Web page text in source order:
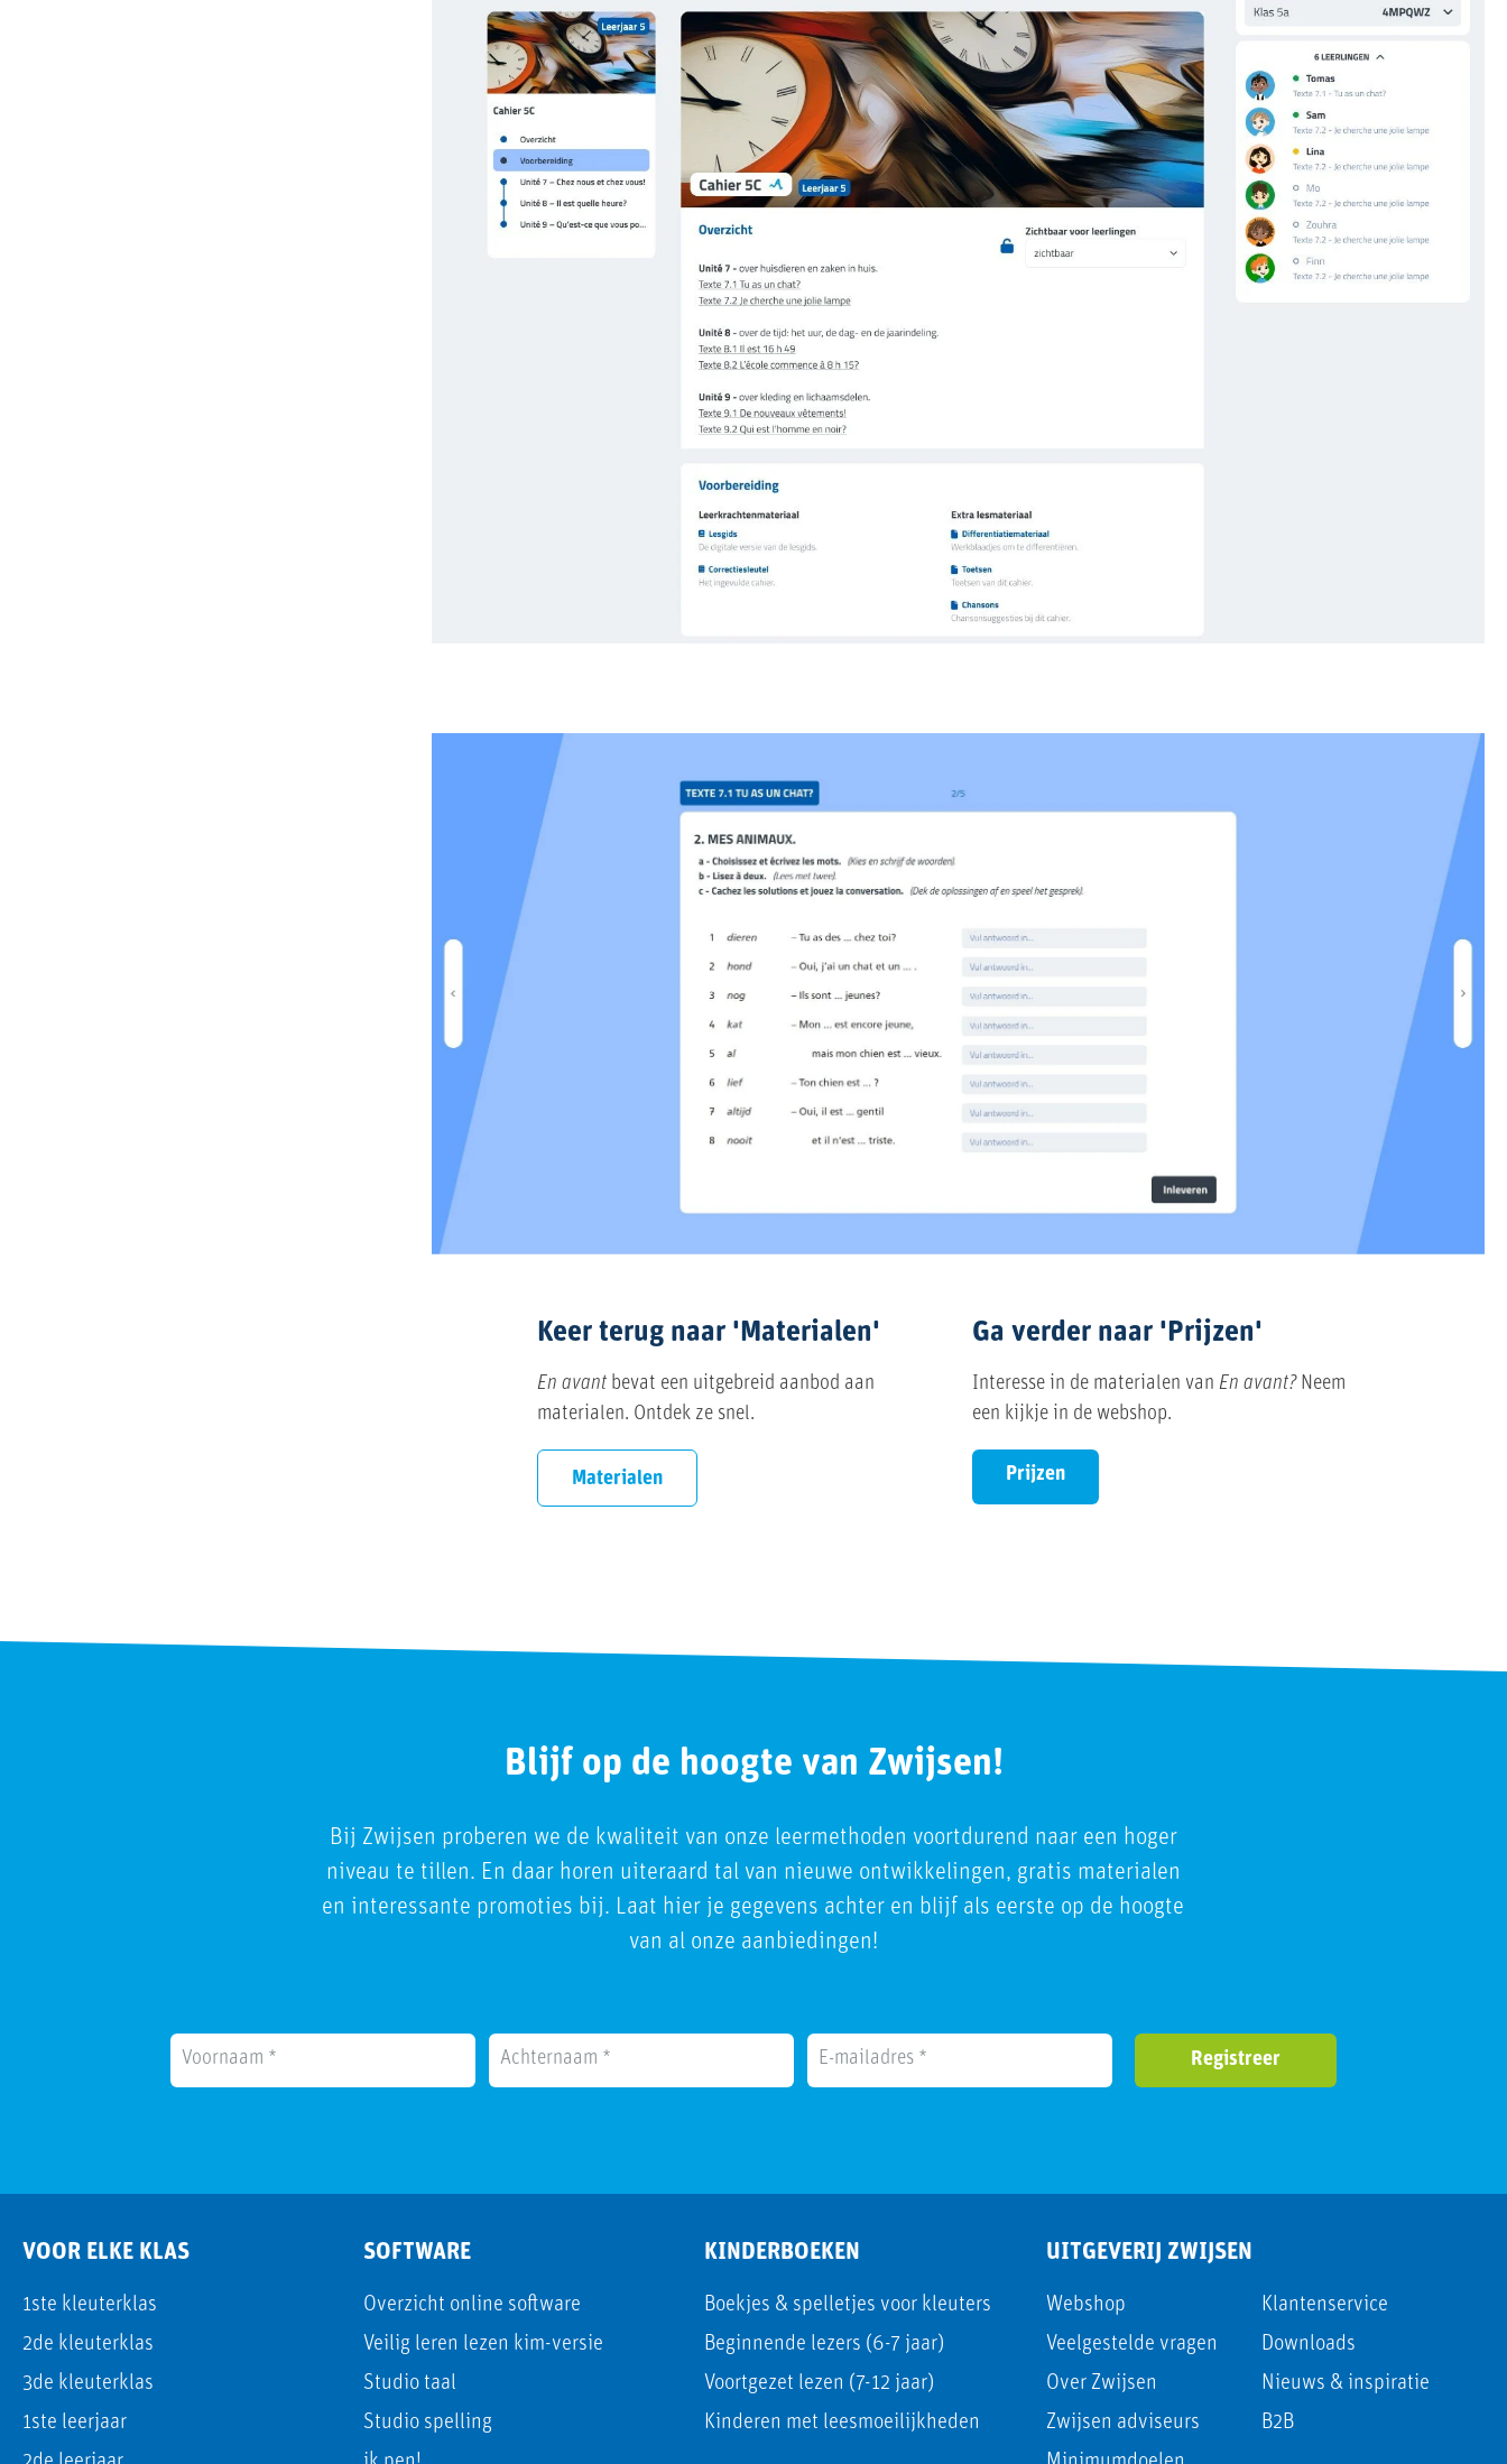
Keer terug naar 'Materialen'
En avant bevat een uitgebreid aanbod aan
materialen. Ontdek ze snel.
Materialen
Ga verder naar 'Prijzen'
Interesse in de materialen van En avant? Neem
een kijkje in de webshop.
Prijzen
Blijf op de hoogte van Zwijsen!
Bij Zwijsen proberen we de kwaliteit van onze leermethoden voortdurend naar een hoger
niveau te tillen. En daar horen uiteraard tal van nieuwe ontwikkelingen, gratis materialen
en interessante promoties bij. Laat hier je gegevens achter en blijf als eerste op de hoogte
van al onze aanbiedingen!
VOOR ELKE KLAS
1ste kleuterklas
2de kleuterklas
3de kleuterklas
1ste leerjaar
SOFTWARE
Overzicht online software
Veilig leren lezen kim-versie
Studio taal
Studio spelling
KINDERBOEKEN
Boekjes & spelletjes voor kleuters
Beginnende lezers (6-7 jaar)
Voortgezet lezen (7-12 jaar)
Kinderen met leesmoeilijkheden
UITGEVERIJ ZWIJSEN
Webshop
Klantenservice
Veelgestelde vragen
Downloads
Over Zwijsen
Nieuws & inspiratie
Zwijsen adviseurs
B2B